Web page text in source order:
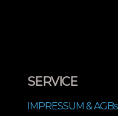
SERVICE
IMPRESSUM & AGBs